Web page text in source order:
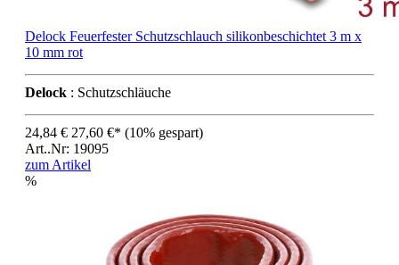
Delock Feuerfester Schutzschlauch silikonbeschichtet 3 m x
10 mm rot
Delock : Schutzschläuche
24,84 € 27,60 €* (10% gespart)
Art..Nr: 19095
zum Artikel
%